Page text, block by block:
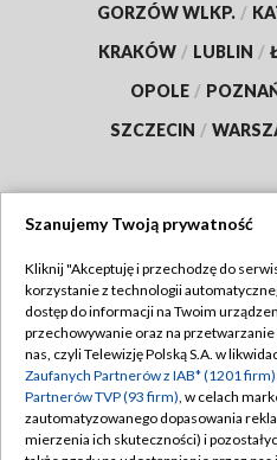
GORZÓW WLKP. /
KRAKÓW / LUBLIN /
OPOLE /
SZCZECIN /
Abonament TVP
Emisja w TVP
Centrum informacji TVP
Naziemna Telewizja Cyfrowa
Polityka
Moje
Szanujemy Twoją prywatność
Kliknij "Akceptuję i przechodzę do
korzystanie z technologii
dostęp do informacji na Twoim
przechowywanie oraz na
nas, czyli Telewizję Polską S.A. w
Zaufanych Partnerów z IAB* (1201 firm)
Partnerów TVP (93 firm), w celach
zautomatyzowanego dopasowania
mierzenia ich skuteczności) i